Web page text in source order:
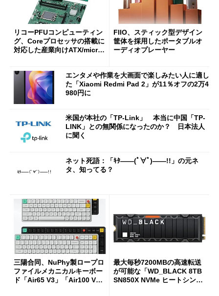
リコーPFUコンピューティン
グ、Coreプロセッサの搭載に
対応した産業向けATX/micro
FIIO、スティック型デザイン
筐体を採用したポータブルオ
ーディオプレーヤー
エンタメや作業を大画面で楽しみたい人に適し
た「Xiaomi Redmi Pad 2」が11％オフの2万4
980円に
米国が本社の「TP-Link」 本当に中国「TP-
LINK」との無関係になったのか？ 日本法人
に聞く
ネット死語：「ｷﾀ――(ﾟ∀ﾟ)――!!」の元ネ
タ、知ってる？
三陽合同、NuPhy製ロープロ
ファイルメカニカルキーボー
ド「Air65 V3」「Air100 V
最大毎秒7200MBの高速転送
が可能な「WD_BLACK 8TB
SN850X NVMe ヒートシンク